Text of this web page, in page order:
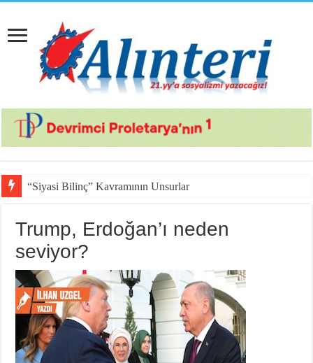
“Siyasi Bilinç” Kavramının Unsurları
Trump, Erdoğan’ı neden
seviyor?